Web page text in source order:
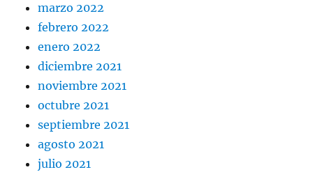
marzo 2022
febrero 2022
enero 2022
diciembre 2021
noviembre 2021
octubre 2021
septiembre 2021
agosto 2021
julio 2021